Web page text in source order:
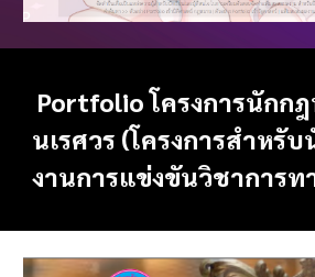
Portfolio โครงการนักก
นเรศวร (โครงการสำหรั
งานการแข่งขันวิชาการท